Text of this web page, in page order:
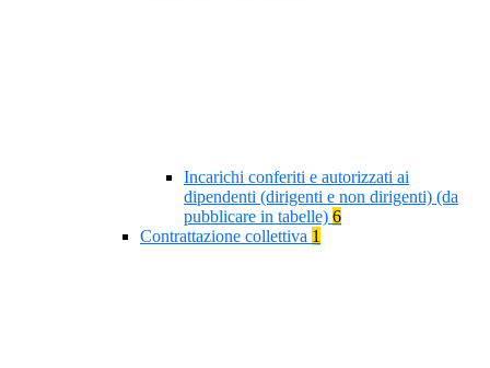
Incarichi conferiti e autorizzati ai
dipendenti (dirigenti e non dirigenti) (da
pubblicare in tabelle) 6
Contrattazione collettiva 1